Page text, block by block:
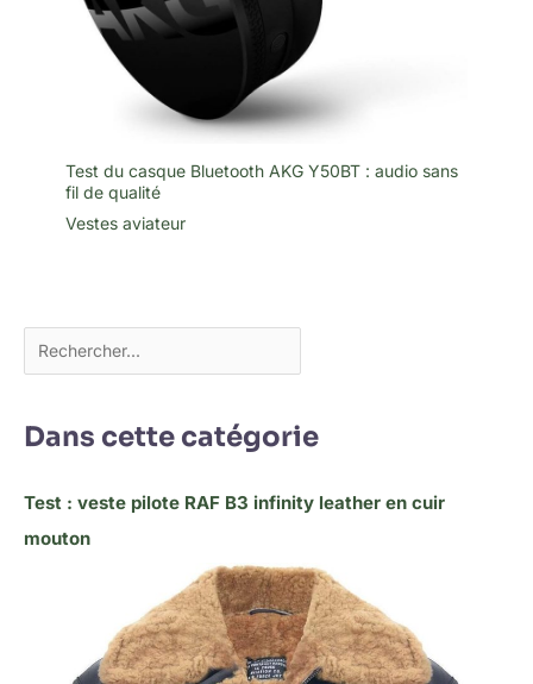
Test du casque Bluetooth AKG Y50BT : audio sans
fil de qualité
Vestes aviateur
Dans cette catégorie
Test : veste pilote RAF B3 infinity leather en cuir
mouton